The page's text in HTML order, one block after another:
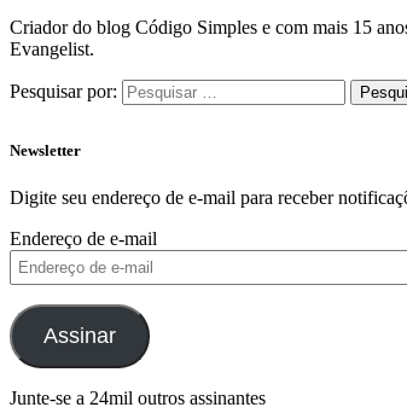
Criador do blog Código Simples e com mais 15
Evangelist.
Pesquisar por:
Newsletter
Digite seu endereço de e-mail para receber
Endereço de e-mail
Assinar
Junte-se a 24mil outros assinantes